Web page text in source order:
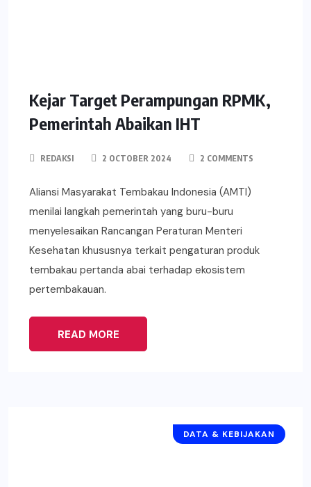
Kejar Target Perampungan RPMK,
Pemerintah Abaikan IHT
REDAKSI 2 OCTOBER 2024 2 COMMENTS
Aliansi Masyarakat Tembakau Indonesia (AMTI)
menilai langkah pemerintah yang buru-buru
menyelesaikan Rancangan Peraturan Menteri
Kesehatan khususnya terkait pengaturan produk
tembakau pertanda abai terhadap ekosistem
pertembakauan.
READ MORE
DATA & KEBIJAKAN